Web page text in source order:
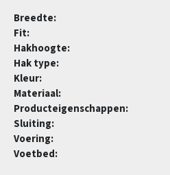
Breedte:
Fit:
Hakhoogte:
Hak type:
Kleur:
Materiaal:
Producteigenschappen:
Sluiting:
Voering:
Voetbed: